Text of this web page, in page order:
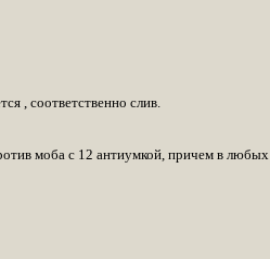
, соответственно слив.
моба с 12 антиумкой, причем в